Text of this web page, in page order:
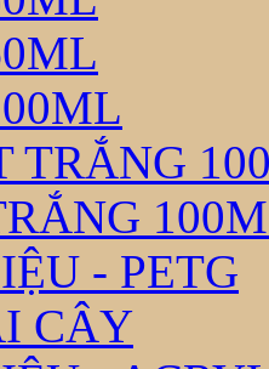
TRẮNG
- PETG
CÂY